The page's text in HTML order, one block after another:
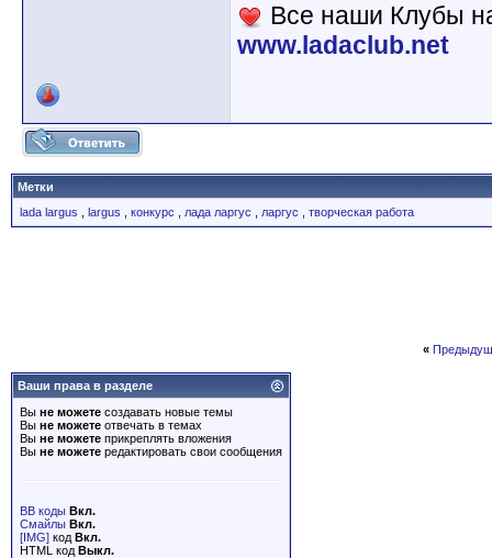
Все наши Клубы
www.ladaclub.net
Метки
lada largus
largus конкурс лада ларгус ларгус творческая работа
«
Ваши права в разделе
Вы не можете создавать новые темы
Вы не можете отвечать в темах
Вы не можете прикреплять вложения
Вы не можете редактировать свои сообщения
BB коды Вкл.
Смайлы Вкл.
[IMG] код Вкл.
HTML код Выкл.